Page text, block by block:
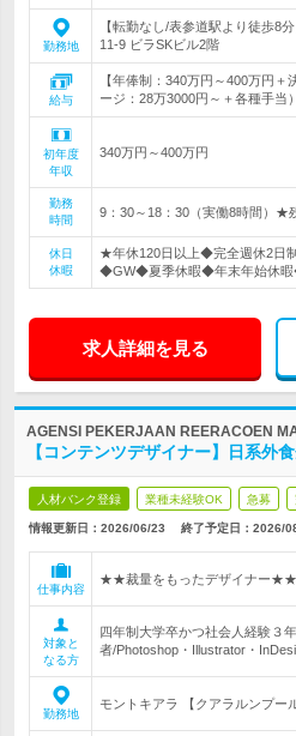
勤務地
【転勤なし/表参道駅より徒歩8
11-9 ビラSKビル2階
給与
【年俸制：340万円～400万円
ージ：28万3000円～＋各種手当
初年度
年収
340万円～400万円
勤務
時間
9：30～18：30（実働8時間）★
休日
休暇
★年休120日以上◆完全週休2日
◆GW◆夏季休暇◆年末年始休
求人詳細を見る
AGENSI PEKERJAAN REERACOEN
【コンテンツデザイナー】日系外
人材バンク登録 業種未経験OK 急募
情報更新日：2026/06/23 終了予定日： 2026/
仕事内容
★★裁量をもったデザイナー★★
対象と
なる方
四年制大学卒かつ社会人経験３
者/Photoshop・Illustrator・
勤務地
モントキアラ 【クアラルンプー